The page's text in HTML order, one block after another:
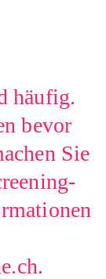
häufig.
bevor
Sie